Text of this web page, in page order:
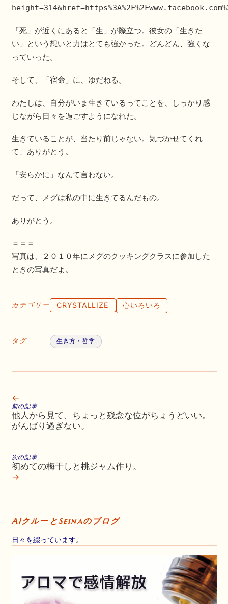
「死」が近くにあると「生」が際立つ。彼女の「生きた
い」という想いと力はとても強かった。どんどん、強くな
っていった。
そして、「宿命」に、ゆだねる。
わたしは、自分がいま生きているってことを、しっかり感
じながら日々を過ごすようになれた。
生きていることが、当たり前じゃない。気づかせてくれ
て、ありがとう。
「安らかに」なんて言わない。
だって、メグは私の中に生きてるんだもの。
ありがとう。
＝＝＝
写真は、２０１０年にメグのクッキングクラスに参加した
ときの写真だよ。
カテゴリー CRYSTALLIZE 心いろいろ
タグ 生き方・哲学
←
前の記事
他人から見て、ちょっと残念な位がちょうどいい。
がんばり過ぎない。
次の記事
初めての梅干しと桃ジャム作り。
→
AIクルーとSeinaのブログ
日々を綴っています。